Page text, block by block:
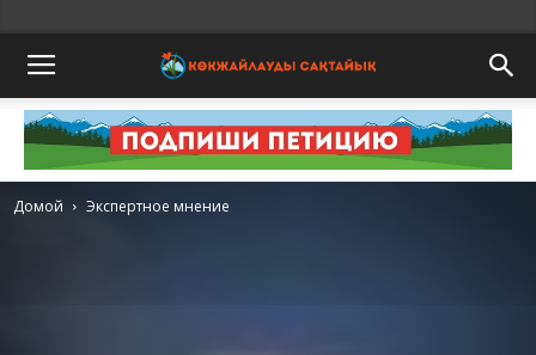
Домой Экспертное мнение